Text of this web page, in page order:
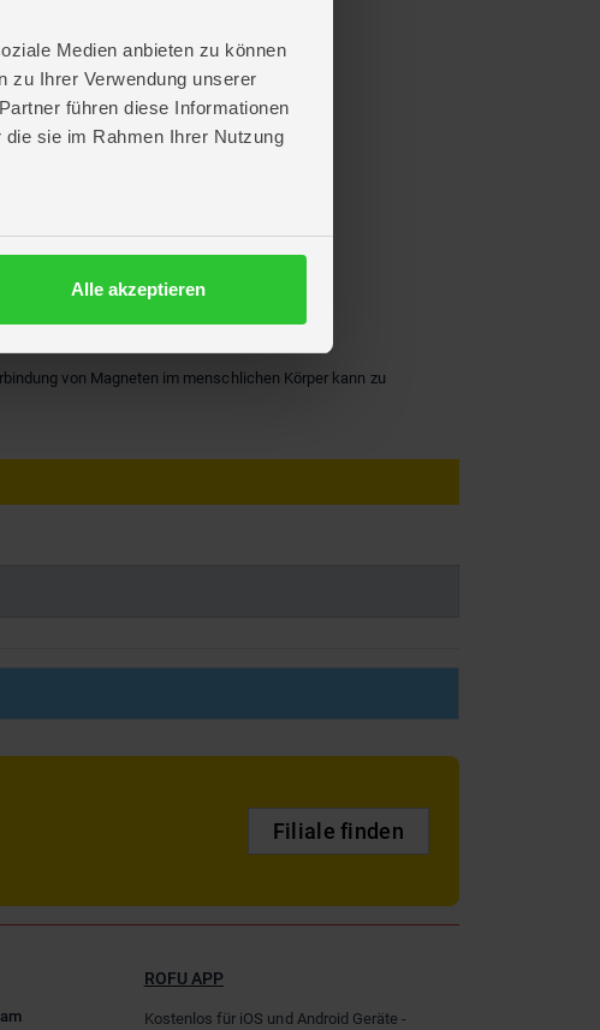
Medien anbieten zu können
zu Ihrer Verwendung unserer
führen diese Informationen
sie im Rahmen Ihrer Nutzung
Alle akzeptieren
von Magneten im menschlichen Körper kann zu
Filiale finden
ROFU APP
Kostenlos für iOS und Android Geräte -